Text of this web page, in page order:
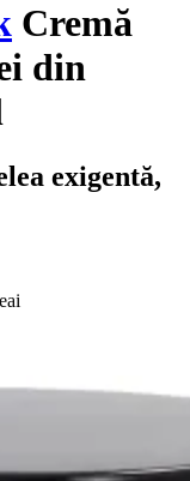
Cremă
din
exigentă,